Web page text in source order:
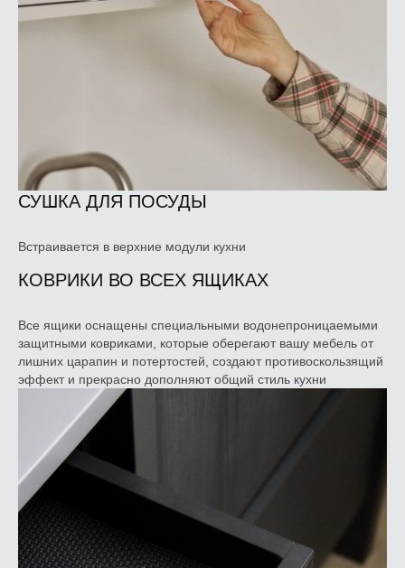
СУШКА ДЛЯ ПОСУДЫ
Встраивается в верхние модули кухни
КОВРИКИ ВО ВСЕХ ЯЩИКАХ
Все ящики оснащены специальными водонепроницаемыми
защитными ковриками, которые оберегают вашу мебель от
лишних царапин и потертостей, создают противоскользящий
эффект и прекрасно дополняют общий стиль кухни